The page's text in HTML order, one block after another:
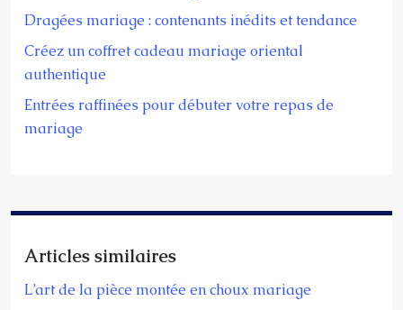
Dragées mariage : contenants inédits et tendance
Créez un coffret cadeau mariage oriental
authentique
Entrées raffinées pour débuter votre repas de
mariage
Articles similaires
L’art de la pièce montée en choux mariage